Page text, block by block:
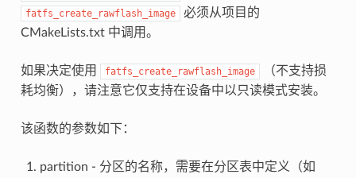
fatfs_create_rawflash_image
必须从项目的
CMakeLists.txt 中调用。
如果决定使用 fatfs_create_rawflash_image
（不支持损
耗均衡），请注意它仅支持在设备中以只读模式安装。
该函数的参数如下：
partition - 分区的名称，需要在分区表中定义（如